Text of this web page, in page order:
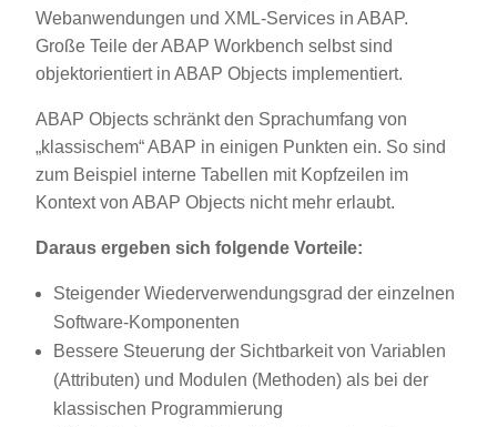
Webanwendungen und XML-Services in ABAP.
Große Teile der ABAP Workbench selbst sind
objektorientiert in ABAP Objects implementiert.
ABAP Objects schränkt den Sprachumfang von
„klassischem“ ABAP in einigen Punkten ein. So sind
zum Beispiel interne Tabellen mit Kopfzeilen im
Kontext von ABAP Objects nicht mehr erlaubt.
Daraus ergeben sich folgende Vorteile:
Steigender Wiederverwendungsgrad der einzelnen
Software-Komponenten
Bessere Steuerung der Sichtbarkeit von Variablen
(Attributen) und Modulen (Methoden) als bei der
klassischen Programmierung